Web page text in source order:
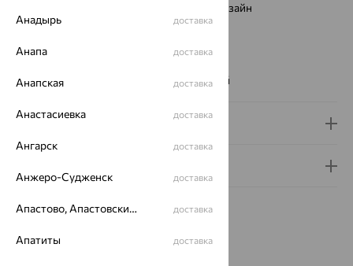
Европейский дизайн
Бренд:SOKOLOV
Наименование цвета вставки:
Бесцветный
Доставка и оплата
Анадырь доставка
Анапа доставка
Анапская доставка
Анастасиевка доставка
Ангарск доставка
Анжеро-Судженск доставка
Апастово, Апастовский район доставка
Апатиты доставка